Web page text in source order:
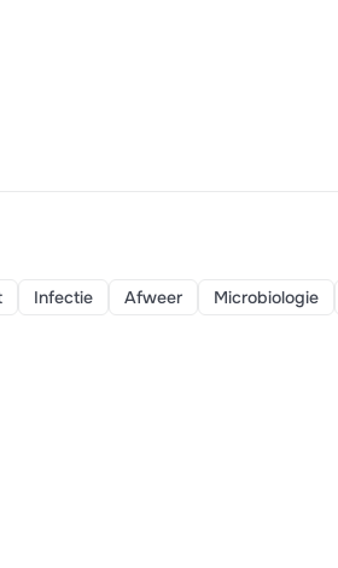
Infectie Afweer Microbiologie